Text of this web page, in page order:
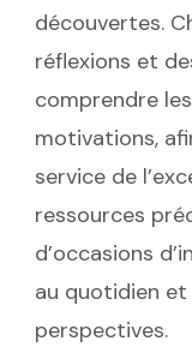
découvertes.
réflexions et
comprendre
motivations,
service de
ressources
d’occasions
au quotidien et
perspectives.